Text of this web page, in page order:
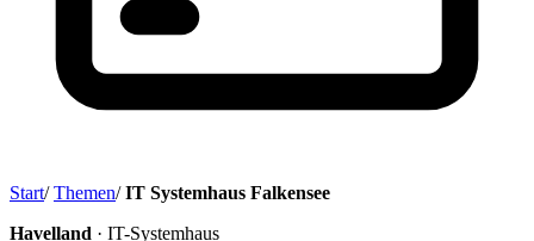
Start/ Themen/ IT Systemhaus Falkensee
Havelland · IT-Systemhaus